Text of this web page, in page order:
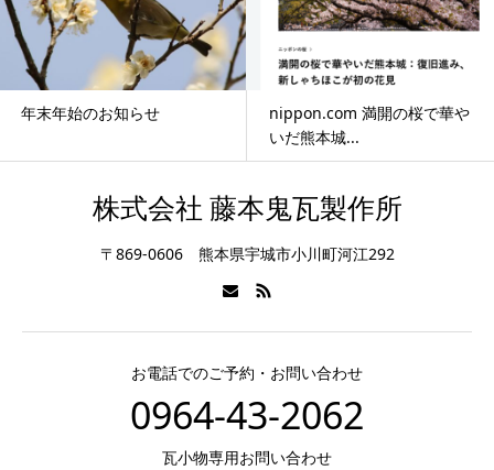
年末年始のお知らせ
nippon.com 満開の桜で華や
いだ熊本城...
株式会社 藤本鬼瓦製作所
〒869-0606 熊本県宇城市小川町河江292
お電話でのご予約・お問い合わせ
0964-43-2062
瓦小物専用お問い合わせ